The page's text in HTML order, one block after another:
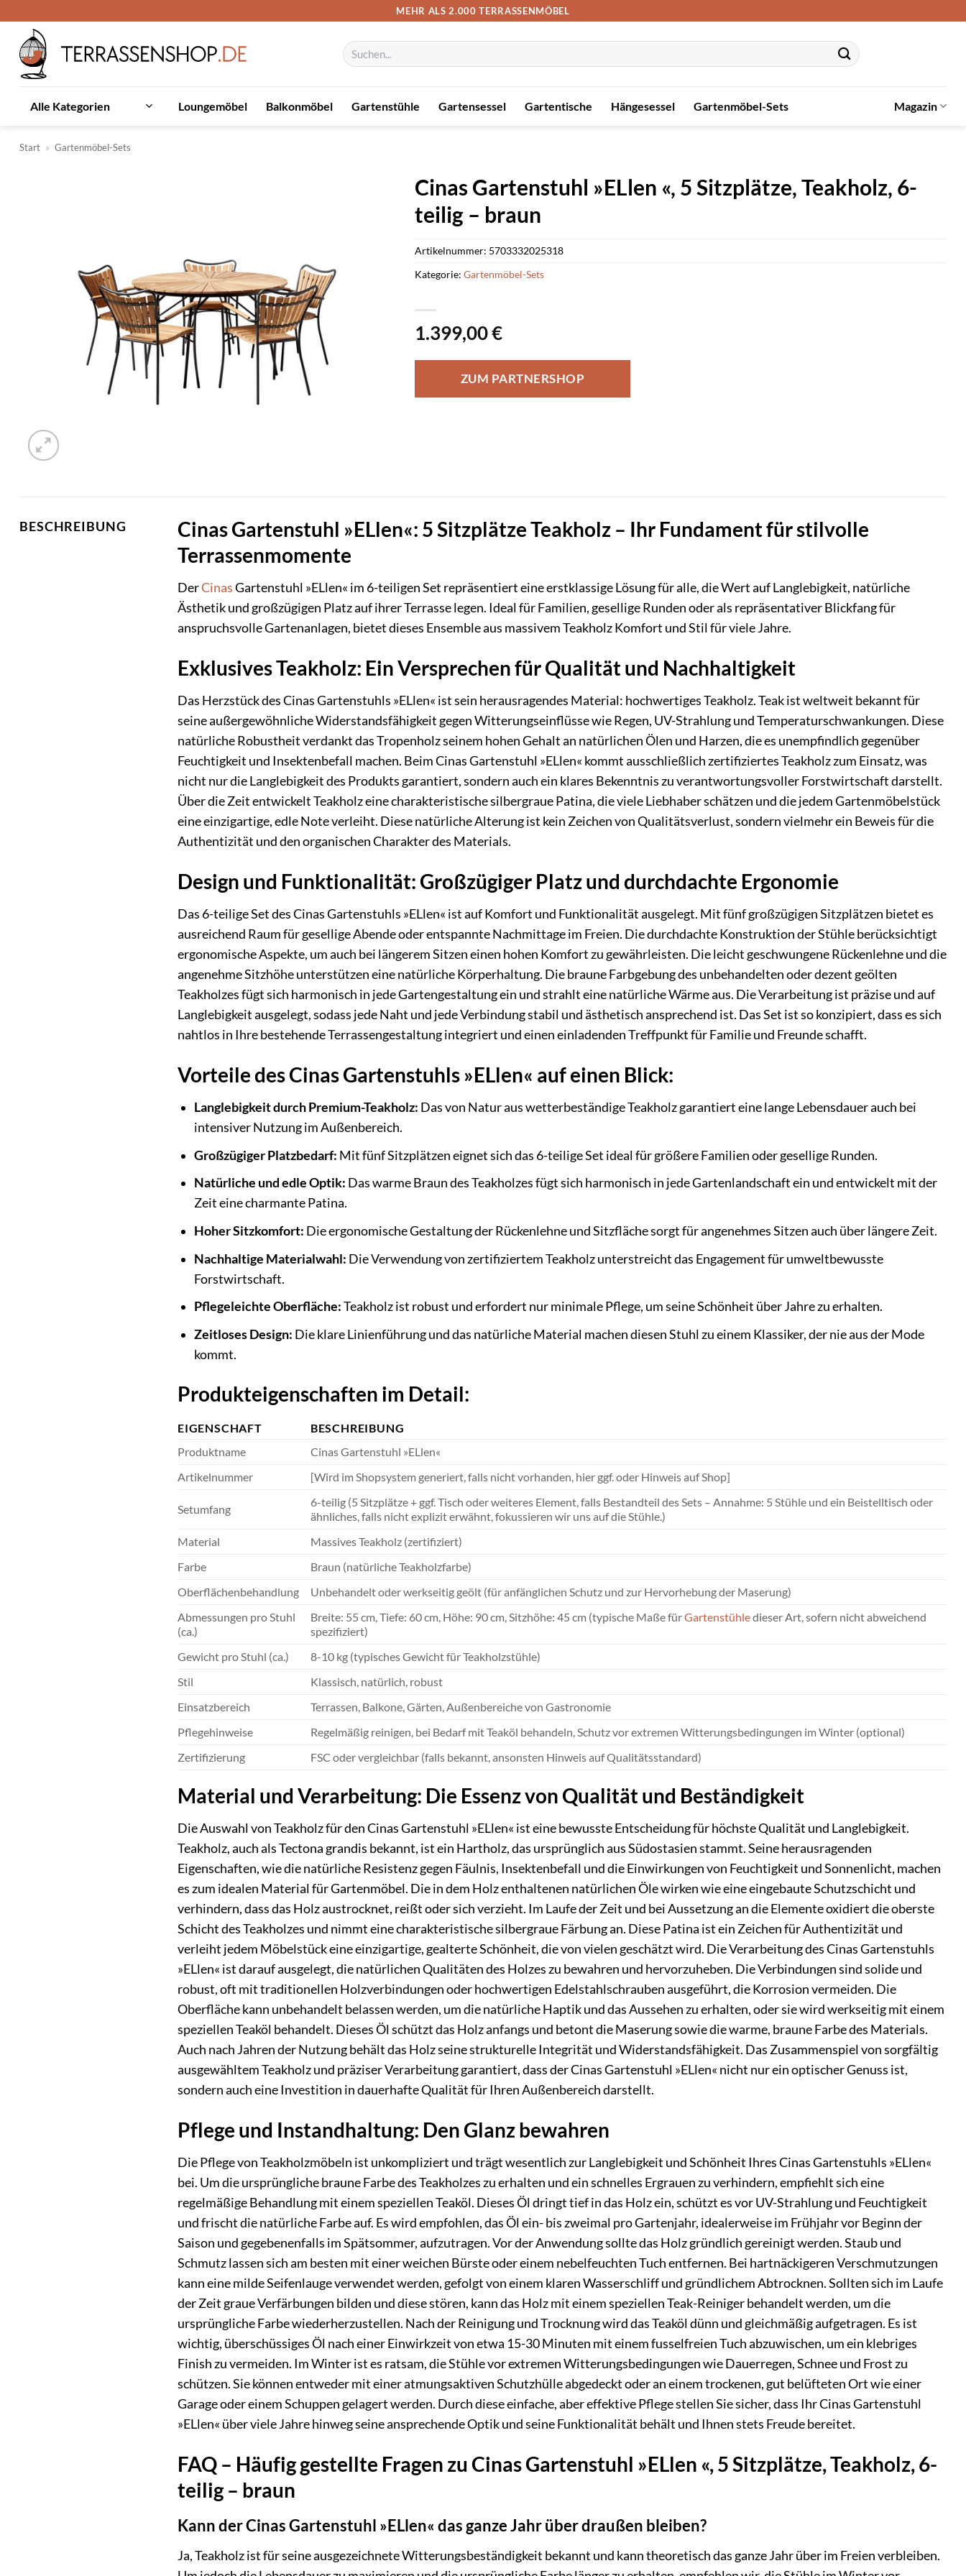
Inhalt
springen
MEHR ALS 2.000 TERRASSENMÖBEL
Suchen
nach:
Alle Kategorien Loungemöbel Balkonmöbel Gartenstühle Gartensessel Gartentische Hängesessel Gartenmöbel-Sets Magazin
Start » Gartenmöbel-Sets
Cinas Gartenstuhl »ELlen «, 5 Sitzplätze, Teakholz, 6-
teilig – braun
1.399,00€
ZUM PARTNERSHOP
Artikelnummer: 5703332025318
Kategorie: Gartenmöbel-Sets
BESCHREIBUNG
Cinas Gartenstuhl »ELlen«: 5 Sitzplätze Teakholz – Ihr Fundament für stilvolle
Terrassenmomente
DerCinasGartenstuhl »ELlen« im 6-teiligen Set repräsentiert eine erstklassige Lösung für alle, die Wert auf Langlebigkeit, natürliche
Ästhetik und großzügigen Platz auf ihrer Terrasse legen. Ideal für Familien, gesellige Runden oder als repräsentativer Blickfang für
anspruchsvolle Gartenanlagen, bietet dieses Ensemble aus massivem Teakholz Komfort und Stil für viele Jahre.
Exklusives Teakholz: Ein Versprechen für Qualität und Nachhaltigkeit
Das Herzstück des Cinas Gartenstuhls »ELlen« ist sein herausragendes Material: hochwertiges Teakholz. Teak ist weltweit bekannt für
seine außergewöhnliche Widerstandsfähigkeit gegen Witterungseinflüsse wie Regen, UV-Strahlung und Temperaturschwankungen. Diese
natürliche Robustheit verdankt das Tropenholz seinem hohen Gehalt an natürlichen Ölen und Harzen, die es unempfindlich gegenüber
Feuchtigkeit und Insektenbefall machen. Beim Cinas Gartenstuhl »ELlen« kommt ausschließlich zertifiziertes Teakholz zum Einsatz, was
nicht nur die Langlebigkeit des Produkts garantiert, sondern auch ein klares Bekenntnis zu verantwortungsvoller Forstwirtschaft darstellt.
Über die Zeit entwickelt Teakholz eine charakteristische silbergraue Patina, die viele Liebhaber schätzen und die jedem Gartenmöbelstück
eine einzigartige, edle Note verleiht. Diese natürliche Alterung ist kein Zeichen von Qualitätsverlust, sondern vielmehr ein Beweis für die
Authentizität und den organischen Charakter des Materials.
Design und Funktionalität: Großzügiger Platz und durchdachte Ergonomie
Das 6-teilige Set des Cinas Gartenstuhls »ELlen« ist auf Komfort und Funktionalität ausgelegt. Mit fünf großzügigen Sitzplätzen bietet es
ausreichend Raum für gesellige Abende oder entspannte Nachmittage im Freien. Die durchdachte Konstruktion der Stühle berücksichtigt
ergonomische Aspekte, um auch bei längerem Sitzen einen hohen Komfort zu gewährleisten. Die leicht geschwungene Rückenlehne und die
angenehme Sitzhöhe unterstützen eine natürliche Körperhaltung. Die braune Farbgebung des unbehandelten oder dezent geölten
Teakholzes fügt sich harmonisch in jede Gartengestaltung ein und strahlt eine natürliche Wärme aus. Die Verarbeitung ist präzise und auf
Langlebigkeit ausgelegt, sodass jede Naht und jede Verbindung stabil und ästhetisch ansprechend ist. Das Set ist so konzipiert, dass es sich
nahtlos in Ihre bestehende Terrassengestaltung integriert und einen einladenden Treffpunkt für Familie und Freunde schafft.
Vorteile des Cinas Gartenstuhls »ELlen« auf einen Blick:
Langlebigkeit durch Premium-Teakholz: Das von Natur aus wetterbeständige Teakholz garantiert eine lange Lebensdauer auch bei
intensiver Nutzung im Außenbereich.
Großzügiger Platzbedarf: Mit fünf Sitzplätzen eignet sich das 6-teilige Set ideal für größere Familien oder gesellige Runden.
Natürliche und edle Optik: Das warme Braun des Teakholzes fügt sich harmonisch in jede Gartenlandschaft ein und entwickelt mit der
Zeit eine charmante Patina.
Hoher Sitzkomfort: Die ergonomische Gestaltung der Rückenlehne und Sitzfläche sorgt für angenehmes Sitzen auch über längere Zeit.
Nachhaltige Materialwahl: Die Verwendung von zertifiziertem Teakholz unterstreicht das Engagement für umweltbewusste
Forstwirtschaft.
Pflegeleichte Oberfläche:Teakholz ist robust und erfordert nur minimale Pflege, um seine Schönheit über Jahre zu erhalten.
Zeitloses Design: Die klare Linienführung und das natürliche Material machen diesen Stuhl zu einem Klassiker, der nie aus der Mode
kommt.
Produkteigenschaften im Detail:
EIGENSCHAFT
BESCHREIBUNG
Produktname
Cinas Gartenstuhl »ELlen«
Artikelnummer
[Wird im Shopsystem generiert, falls nicht vorhanden, hier ggf. oder Hinweis auf Shop]
Setumfang
6-teilig (5 Sitzplätze + ggf. Tisch oder weiteres Element, falls Bestandteil des Sets – Annahme: 5 Stühle und ein Beistelltisch oder
ähnliches, falls nicht explizit erwähnt, fokussieren wir uns auf die Stühle.)
Material
Massives Teakholz (zertifiziert)
Farbe
Braun (natürliche Teakholzfarbe)
Oberflächenbehandlung
Unbehandelt oder werkseitig geölt (für anfänglichen Schutz und zur Hervorhebung der Maserung)
Abmessungen pro Stuhl
(ca.)
Breite: 55 cm, Tiefe: 60 cm, Höhe: 90 cm, Sitzhöhe: 45 cm (typische Maße fürGartenstühledieser Art, sofern nicht abweichend
spezifiziert)
Gewicht pro Stuhl (ca.)
8-10 kg (typisches Gewicht für Teakholzstühle)
Stil
Klassisch, natürlich, robust
Einsatzbereich
Terrassen, Balkone, Gärten, Außenbereiche von Gastronomie
Pflegehinweise
Regelmäßig reinigen, bei Bedarf mit Teaköl behandeln, Schutz vor extremen Witterungsbedingungen im Winter (optional)
Zertifizierung
FSC oder vergleichbar (falls bekannt, ansonsten Hinweis auf Qualitätsstandard)
Material und Verarbeitung: Die Essenz von Qualität und Beständigkeit
Die Auswahl von Teakholz für den Cinas Gartenstuhl »ELlen« ist eine bewusste Entscheidung für höchste Qualität und Langlebigkeit.
Teakholz, auch als Tectona grandis bekannt, ist ein Hartholz, das ursprünglich aus Südostasien stammt. Seine herausragenden
Eigenschaften, wie die natürliche Resistenz gegen Fäulnis, Insektenbefall und die Einwirkungen von Feuchtigkeit und Sonnenlicht, machen
es zum idealen Material für Gartenmöbel. Die in dem Holz enthaltenen natürlichen Öle wirken wie eine eingebaute Schutzschicht und
verhindern, dass das Holz austrocknet, reißt oder sich verzieht. Im Laufe der Zeit und bei Aussetzung an die Elemente oxidiert die oberste
Schicht des Teakholzes und nimmt eine charakteristische silbergraue Färbung an. Diese Patina ist ein Zeichen für Authentizität und
verleiht jedem Möbelstück eine einzigartige, gealterte Schönheit, die von vielen geschätzt wird. Die Verarbeitung des Cinas Gartenstuhls
»ELlen« ist darauf ausgelegt, die natürlichen Qualitäten des Holzes zu bewahren und hervorzuheben. Die Verbindungen sind solide und
robust, oft mit traditionellen Holzverbindungen oder hochwertigen Edelstahlschrauben ausgeführt, die Korrosion vermeiden. Die
Oberfläche kann unbehandelt belassen werden, um die natürliche Haptik und das Aussehen zu erhalten, oder sie wird werkseitig mit einem
speziellen Teaköl behandelt. Dieses Öl schützt das Holz anfangs und betont die Maserung sowie die warme, braune Farbe des Materials.
Auch nach Jahren der Nutzung behält das Holz seine strukturelle Integrität und Widerstandsfähigkeit. Das Zusammenspiel von sorgfältig
ausgewähltem Teakholz und präziser Verarbeitung garantiert, dass der Cinas Gartenstuhl »ELlen« nicht nur ein optischer Genuss ist,
sondern auch eine Investition in dauerhafte Qualität für Ihren Außenbereich darstellt.
Pflege und Instandhaltung: Den Glanz bewahren
Die Pflege von Teakholzmöbeln ist unkompliziert und trägt wesentlich zur Langlebigkeit und Schönheit Ihres Cinas Gartenstuhls »ELlen«
bei. Um die ursprüngliche braune Farbe des Teakholzes zu erhalten und ein schnelles Ergrauen zu verhindern, empfiehlt sich eine
regelmäßige Behandlung mit einem speziellen Teaköl. Dieses Öl dringt tief in das Holz ein, schützt es vor UV-Strahlung und Feuchtigkeit
und frischt die natürliche Farbe auf. Es wird empfohlen, das Öl ein- bis zweimal pro Gartenjahr, idealerweise im Frühjahr vor Beginn der
Saison und gegebenenfalls im Spätsommer, aufzutragen. Vor der Anwendung sollte das Holz gründlich gereinigt werden. Staub und
Schmutz lassen sich am besten mit einer weichen Bürste oder einem nebelfeuchten Tuch entfernen. Bei hartnäckigeren Verschmutzungen
kann eine milde Seifenlauge verwendet werden, gefolgt von einem klaren Wasserschliff und gründlichem Abtrocknen. Sollten sich im Laufe
der Zeit graue Verfärbungen bilden und diese stören, kann das Holz mit einem speziellen Teak-Reiniger behandelt werden, um die
ursprüngliche Farbe wiederherzustellen. Nach der Reinigung und Trocknung wird das Teaköl dünn und gleichmäßig aufgetragen. Es ist
wichtig, überschüssiges Öl nach einer Einwirkzeit von etwa 15-30 Minuten mit einem fusselfreien Tuch abzuwischen, um ein klebriges
Finish zu vermeiden. Im Winter ist es ratsam, die Stühle vor extremen Witterungsbedingungen wie Dauerregen, Schnee und Frost zu
schützen. Sie können entweder mit einer atmungsaktiven Schutzhülle abgedeckt oder an einem trockenen, gut belüfteten Ort wie einer
Garage oder einem Schuppen gelagert werden. Durch diese einfache, aber effektive Pflege stellen Sie sicher, dass Ihr Cinas Gartenstuhl
»ELlen« über viele Jahre hinweg seine ansprechende Optik und seine Funktionalität behält und Ihnen stets Freude bereitet.
FAQ – Häufig gestellte Fragen zu Cinas Gartenstuhl »ELlen «, 5 Sitzplätze, Teakholz, 6-
teilig – braun
Kann der Cinas Gartenstuhl »ELlen« das ganze Jahr über draußen bleiben?
Ja, Teakholz ist für seine ausgezeichnete Witterungsbeständigkeit bekannt und kann theoretisch das ganze Jahr über im Freien verbleiben.